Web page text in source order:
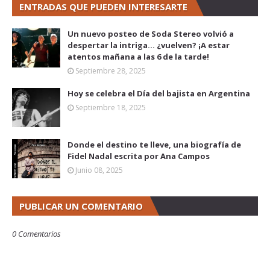
ENTRADAS QUE PUEDEN INTERESARTE
Un nuevo posteo de Soda Stereo volvió a
despertar la intriga... ¿vuelven? ¡A estar
atentos mañana a las 6 de la tarde!
Septiembre 28, 2025
Hoy se celebra el Día del bajista en Argentina
Septiembre 18, 2025
Donde el destino te lleve, una biografía de
Fidel Nadal escrita por Ana Campos
Junio 08, 2025
PUBLICAR UN COMENTARIO
0 Comentarios